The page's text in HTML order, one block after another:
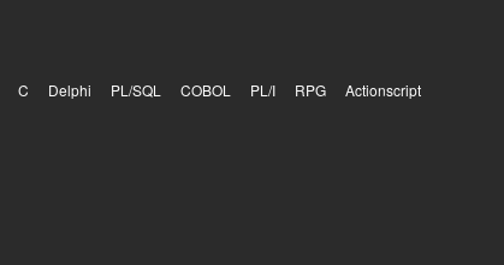
C Delphi PL/SQL COBOL PL/I RPG
Actionscript